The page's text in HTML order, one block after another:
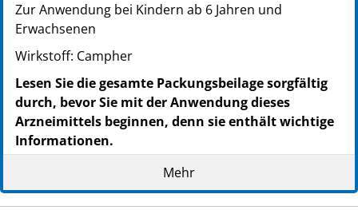
Zur Anwendung bei Kindern ab 6 Jahren und
Erwachsenen
Wirkstoff: Campher
Lesen Sie die gesamte Packungsbeilage sorgfältig
durch, bevor Sie mit der Anwendung dieses
Arzneimittels beginnen, denn sie enthält wichtige
Informationen.
Wenden Sie dieses Arzneimittel immer genau wie in
dieser Packungsbeilage beschrieben bzw. genau nach
Anweisung Ihres Arztes oder Apothekers an.
Mehr